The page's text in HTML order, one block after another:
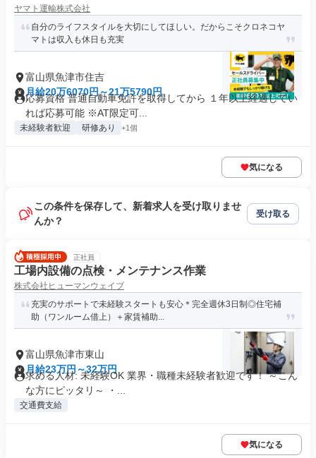
ヤマト運輸株式会社
自分のライフスタイルを大切にしてほしい。だからこそクロネコヤ
マトは収入も休日も充実
富山県魚津市住吉
月給20万6070円～21万5790円
応募資格 普通自動車免許を取得してから １年以上経過してい
れば応募可能 ※AT限定可...
未経験者歓迎 研修あり +1個
気になる
この条件を保存して、新着求人を受け取りませ
んか？
受け取る
正社員
工場内設備の点検・メンテナンス作業
株式会社ヒューマンウェイブ
充実のサポートで未経験スタートも安心＊完全週休3日制◎住宅補
助（ワンルーム借上）＋家賃補助...
富山県魚津市東山
月給23万円～32万円
求める人材: 未経験OK 業界・職種未経験者歓迎です！ ～こん
な方にピッタリ～ ・...
交通費支給
気になる